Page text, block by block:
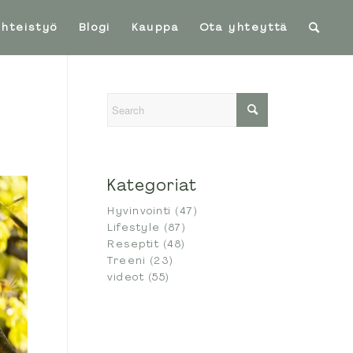
Blogi Kauppa Ota yhteyttä
Kategoriat
Hyvinvointi (47)
Lifestyle (87)
Reseptit (48)
Treeni (23)
videot (55)